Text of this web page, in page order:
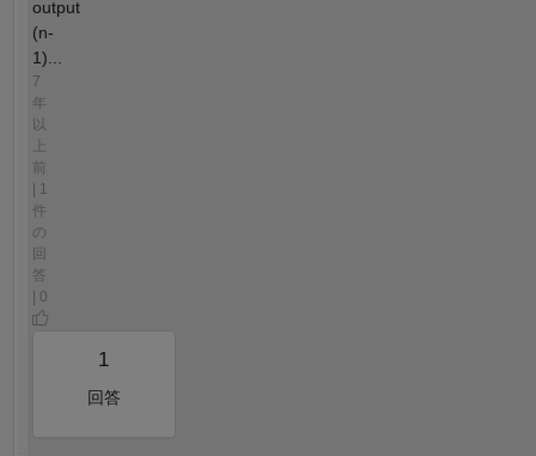
output
(n-
1)...
7
年
以
前
| 1
件
の
回
答
| 0
1
回答